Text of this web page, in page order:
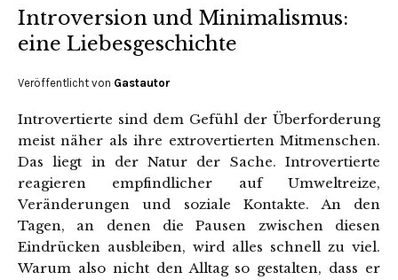
Introversion und Minimalismus:
eine Liebesgeschichte
Veröffentlicht von Gastautor
Introvertierte sind dem Gefühl der Überforderung
meist näher als ihre extrovertierten Mitmenschen.
Das liegt in der Natur der Sache. Introvertierte
reagieren empfindlicher auf Umweltreize,
Veränderungen und soziale Kontakte. An den
Tagen, an denen die Pausen zwischen diesen
Eindrücken ausbleiben, wird alles schnell zu viel.
Warum also nicht den Alltag so gestalten, dass er